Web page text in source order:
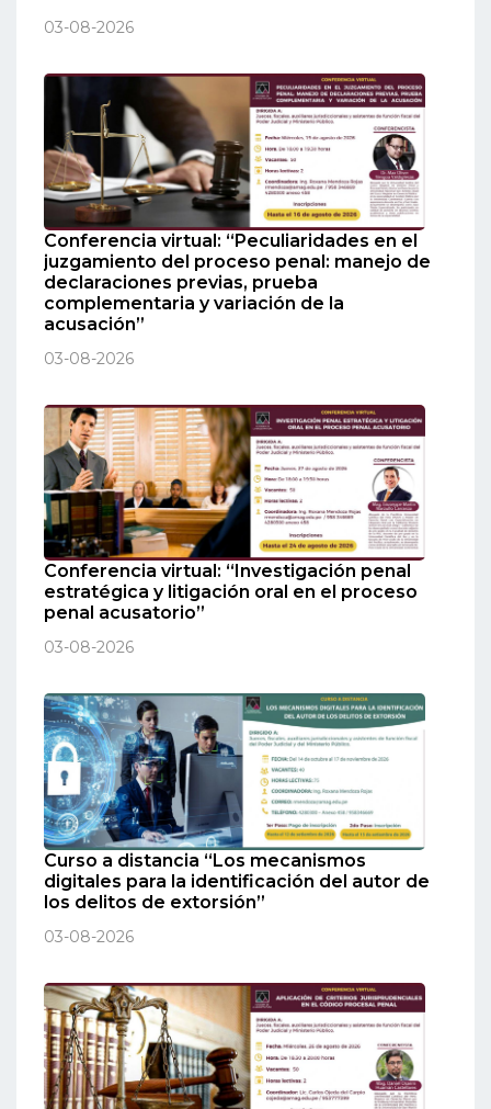
03-08-2026
Conferencia virtual: “Peculiaridades en el
juzgamiento del proceso penal: manejo de
declaraciones previas, prueba
complementaria y variación de la
acusación”
03-08-2026
Conferencia virtual: “Investigación penal
estratégica y litigación oral en el proceso
penal acusatorio”
03-08-2026
Curso a distancia “Los mecanismos
digitales para la identificación del autor de
los delitos de extorsión”
03-08-2026